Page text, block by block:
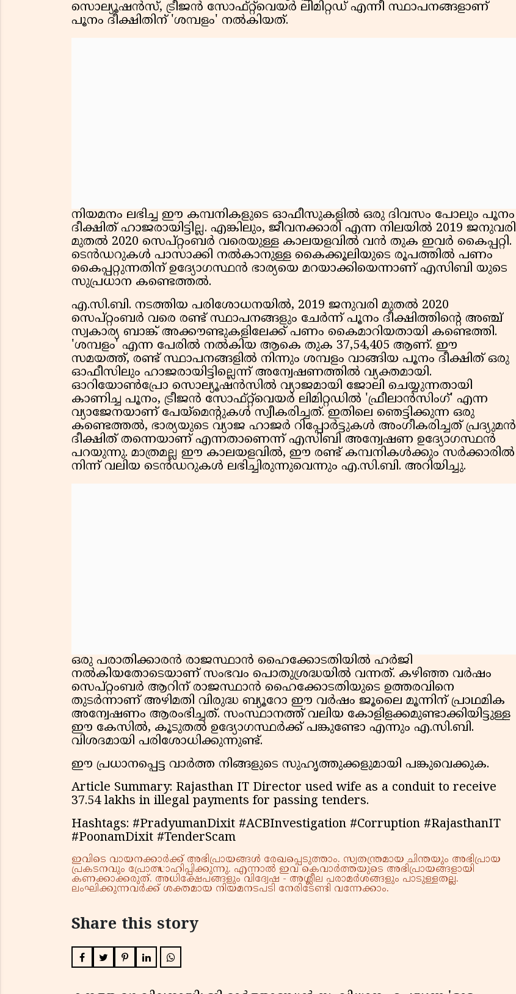
സൊല്യൂഷൻസ്, ട്രീജൻ സോഫ്റ്റ്‌വെയർ ലിമിറ്റഡ് എന്നീ സ്ഥാപനങ്ങളാണ്
പൂനം ദീക്ഷിതിന് 'ശമ്പളം' നൽകിയത്.
നിയമനം ലഭിച്ച ഈ കമ്പനികളുടെ ഓഫീസുകളിൽ ഒരു ദിവസം പോലും പൂനം
ദീക്ഷിത് ഹാജരായിട്ടില്ല. എങ്കിലും, ജീവനക്കാരി എന്ന നിലയിൽ 2019 ജനുവരി
മുതൽ 2020 സെപ്റ്റംബർ വരെയുള്ള കാലയളവിൽ വൻ തുക ഇവർ കൈപ്പറ്റി.
ടെൻഡറുകൾ പാസാക്കി നൽകാനുള്ള കൈക്കൂലിയുടെ രൂപത്തിൽ പണം
കൈപ്പറ്റുന്നതിന് ഉദ്യോഗസ്ഥൻ ഭാര്യയെ മറയാക്കിയെന്നാണ് എസിബി യുടെ
സുപ്രധാന കണ്ടെത്തൽ.
എ.സി.ബി. നടത്തിയ പരിശോധനയിൽ, 2019 ജനുവരി മുതൽ 2020
സെപ്റ്റംബർ വരെ രണ്ട് സ്ഥാപനങ്ങളും ചേർന്ന് പൂനം ദീക്ഷിത്തിന്റെ അഞ്ച്
സ്വകാര്യ ബാങ്ക് അക്കൗണ്ടുകളിലേക്ക് പണം കൈമാറിയതായി കണ്ടെത്തി.
'ശമ്പളം' എന്ന പേരിൽ നൽകിയ ആകെ തുക ₹37,54,405 ആണ്. ഈ
സമയത്ത്, രണ്ട് സ്ഥാപനങ്ങളിൽ നിന്നും ശമ്പളം വാങ്ങിയ പൂനം ദീക്ഷിത് ഒരു
ഓഫീസിലും ഹാജരായിട്ടില്ലെന്ന് അന്വേഷണത്തിൽ വ്യക്തമായി.
ഓറിയോൺപ്രോ സൊല്യൂഷൻസിൽ വ്യാജമായി ജോലി ചെയ്യുന്നതായി
കാണിച്ച പൂനം, ട്രീജൻ സോഫ്റ്റ്‌വെയർ ലിമിറ്റഡിൽ 'ഫ്രീലാൻസിംഗ്' എന്ന
വ്യാജേനയാണ് പേയ്‌മെന്റുകൾ സ്വീകരിച്ചത്. ഇതിലെ ഞെട്ടിക്കുന്ന ഒരു
കണ്ടെത്തൽ, ഭാര്യയുടെ വ്യാജ ഹാജർ റിപ്പോർട്ടുകൾ അംഗീകരിച്ചത് പ്രദ്യുമൻ
ദീക്ഷിത് തന്നെയാണ് എന്നതാണെന്ന് എസിബി അന്വേഷണ ഉദ്യോഗസ്ഥൻ
പറയുന്നു. മാത്രമല്ല ഈ കാലയളവിൽ, ഈ രണ്ട് കമ്പനികൾക്കും സർക്കാരിൽ
നിന്ന് വലിയ ടെൻഡറുകൾ ലഭിച്ചിരുന്നുവെന്നും എ.സി.ബി. അറിയിച്ചു.
ഒരു പരാതിക്കാരൻ രാജസ്ഥാൻ ഹൈക്കോടതിയിൽ ഹർജി
നൽകിയതോടെയാണ് സംഭവം പൊതുശ്രദ്ധയിൽ വന്നത്. കഴിഞ്ഞ വർഷം
സെപ്റ്റംബർ ആറിന് രാജസ്ഥാൻ ഹൈക്കോടതിയുടെ ഉത്തരവിനെ
തുടർന്നാണ് അഴിമതി വിരുദ്ധ ബ്യൂറോ ഈ വർഷം ജൂലൈ മൂന്നിന് പ്രാഥമിക
അന്വേഷണം ആരംഭിച്ചത്. സംസ്ഥാനത്ത് വലിയ കോളിളക്കമുണ്ടാക്കിയിട്ടുള്ള
ഈ കേസിൽ, കൂടുതൽ ഉദ്യോഗസ്ഥർക്ക് പങ്കുണ്ടോ എന്നും എ.സി.ബി.
വിശദമായി പരിശോധിക്കുന്നുണ്ട്.
ഈ പ്രധാനപ്പെട്ട വാർത്ത നിങ്ങളുടെ സുഹൃത്തുക്കളുമായി പങ്കുവെക്കുക.
Article Summary: Rajasthan IT Director used wife as a conduit to receive
37.54 lakhs in illegal payments for passing tenders.
Hashtags: #PradyumanDixit #ACBInvestigation #Corruption #RajasthanIT
#PoonamDixit #TenderScam
ഇവിടെ വായനക്കാർക്ക് അഭിപ്രായങ്ങൾ രേഖപ്പെടുത്താം. സ്വതന്ത്രമായ ചിന്തയും അഭിപ്രായ
പ്രകടനവും പ്രോത്സാഹിപ്പിക്കുന്നു. എന്നാൽ ഇവ കെവാർത്തയുടെ അഭിപ്രായങ്ങളായി
കണക്കാക്കരുത്. അധിക്ഷേപങ്ങളും വിദ്വേഷ - അശ്ലീല പരാമർശങ്ങളും പാടുള്ളതല്ല.
ലംഘിക്കുന്നവർക്ക് ശക്തമായ നിയമനടപടി നേരിടേണ്ടി വന്നേക്കാം.
Share this story